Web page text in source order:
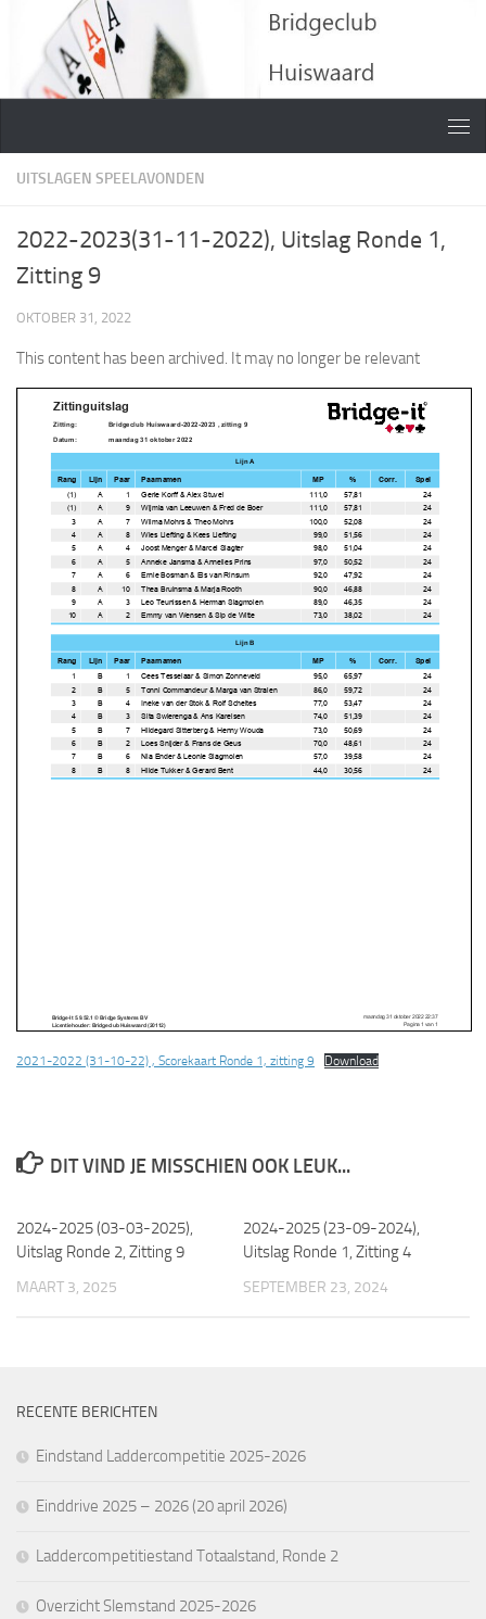
Doorgaan naar inhoud
UITSLAGEN SPEELAVONDEN
2022-2023(31-11-2022), Uitslag Ronde 1,
Zitting 9
OKTOBER 31, 2022
This content has been archived. It may no longer be relevant
2021-2022 (31-10-22) , Scorekaart Ronde 1, zitting 9 Download
DIT VIND JE MISSCHIEN OOK LEUK...
2024-2025 (03-03-2025),
Uitslag Ronde 2, Zitting 9
MAART 3, 2025
2024-2025 (23-09-2024),
Uitslag Ronde 1, Zitting 4
SEPTEMBER 23, 2024
RECENTE BERICHTEN
Eindstand Laddercompetitie 2025-2026
Einddrive 2025 – 2026 (20 april 2026)
Laddercompetitiestand Totaalstand, Ronde 2
Overzicht Slemstand 2025-2026